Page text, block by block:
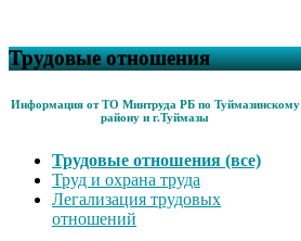
Трудовые отношения
Информация от ТО Минтруда РБ по Туймазинскому
району и г.Туймазы
Трудовые отношения (все)
Труд и охрана труда
Легализация трудовых
отношений